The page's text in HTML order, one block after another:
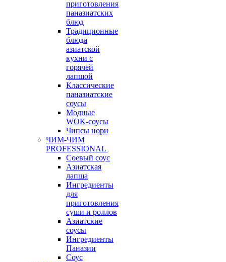
приготовления
паназиатских
блюд
Традиционные
блюда
азиатской
кухни с
горячей
лапшой
Классические
паназиатские
соусы
Модные
WOK-соусы
Чипсы нори
ЧИМ-ЧИМ
PROFESSIONAL
Соевый соус
Азиатская
лапша
Ингредиенты
для
приготовления
суши и роллов
Азиатские
соусы
Ингредиенты
Паназии
Соус